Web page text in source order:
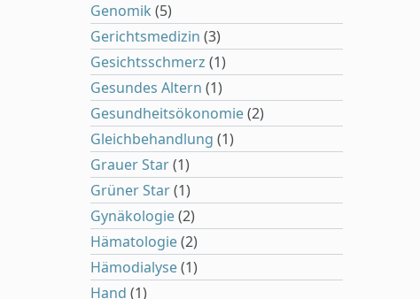
Genomik (5)
Gerichtsmedizin (3)
Gesichtsschmerz (1)
Gesundes Altern (1)
Gesundheitsökonomie(2)
Gleichbehandlung (1)
Grauer Star(1)
Grüner Star(1)
Gynäkologie(2)
Hämatologie(2)
Hämodialyse(1)
Hand (1)